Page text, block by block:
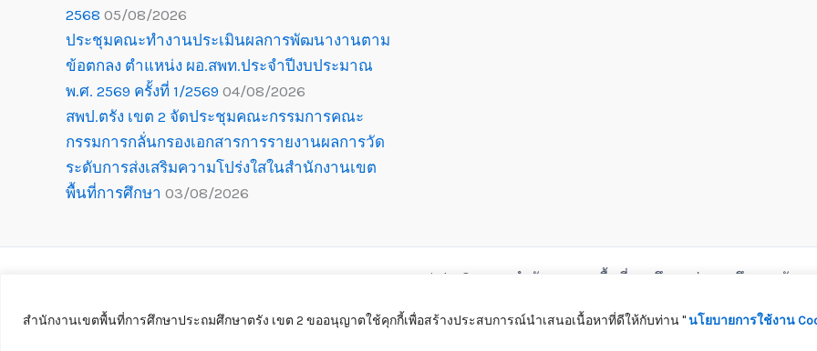
สำนักงานเขตพื้นที่การศึกษาประถมศึกษาตรัง เขต 2 ขออนุญาตใช้คุกกี้เพื่อสร้างประสบการณ์นำเสนอเนื้อหาที่ดีให้กับท่าน ''นโยบายการใช้งาน
2568 05/08/2026
ประชุมคณะทำงานประเมินผลการพัฒนางานตาม
ข้อตกลง ตำแหน่ง ผอ.สพท.ประจำปีงบประมาณ
พ.ศ. 2569 ครั้งที่ 1/2569 04/08/2026
สพป.ตรัง เขต 2 จัดประชุมคณะกรรมการคณะ
กรรมการกลั่นกรองเอกสารการรายงานผลการวัด
ระดับการส่งเสริมความโปร่งใสในสำนักงานเขต
พื้นที่การศึกษา 03/08/2026
Copyright © 2026 สำนักงานเขตพื้นที่การศึกษาประถมศึกษาตรัง เขต